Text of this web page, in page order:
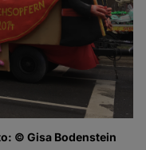
© Gisa Bodenstein